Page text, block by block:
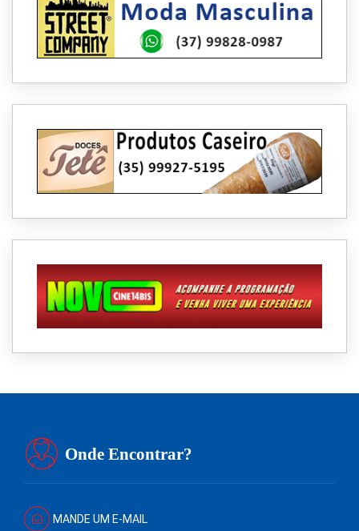
Onde Encontrar?
MANDE UM E-MAIL